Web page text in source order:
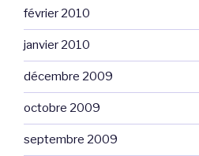
février 2010
janvier 2010
décembre 2009
octobre 2009
septembre 2009